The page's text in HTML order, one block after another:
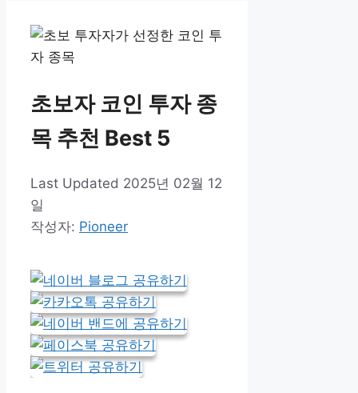
초보자 코인 투자 종
목 추천 Best 5
2025년 02월 12
일
작성자: Pioneer